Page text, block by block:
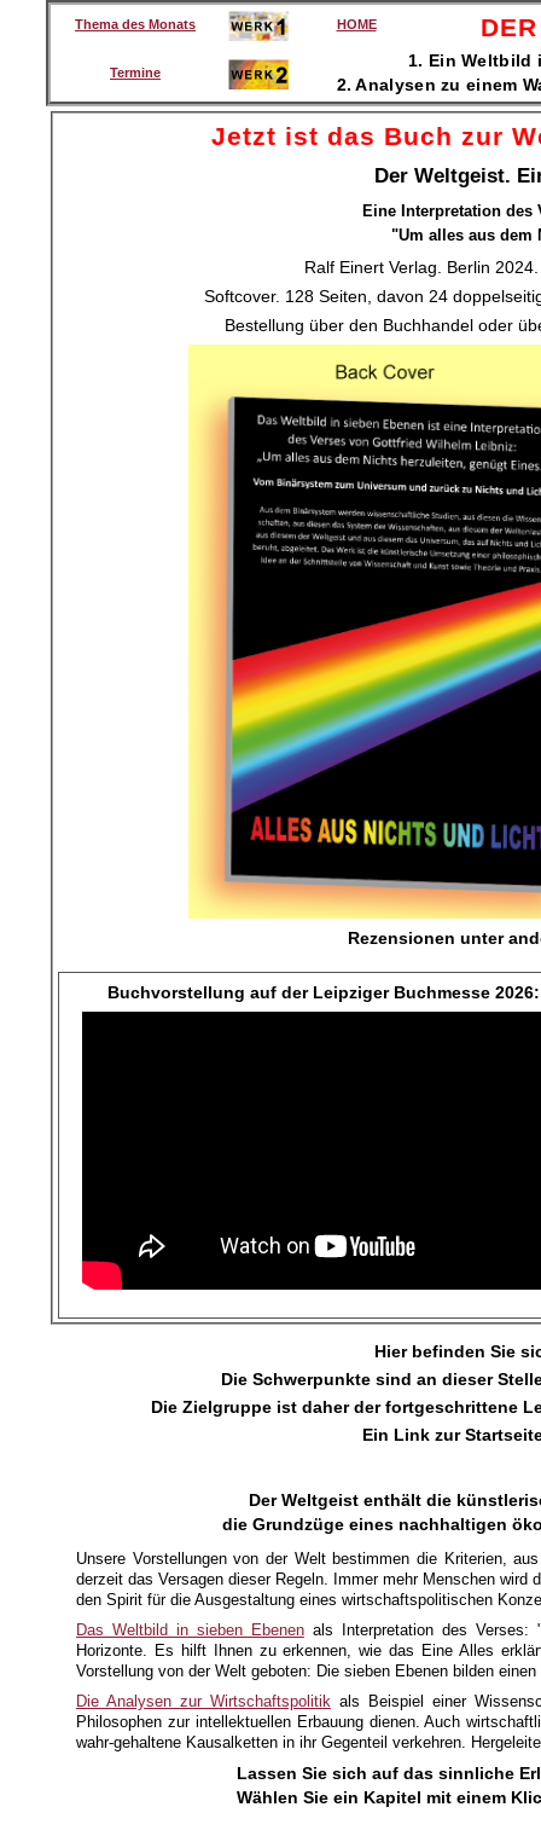
Thema des Monats
Termine
HOME
1. Ein Weltbild
2. Analysen zu einem
Jetzt ist das Buch zur
Der Weltgeist.
Eine Interpretation
"Um alles aus dem
Ralf Einert Verlag. Berlin
Softcover. 128 Seiten, davon 24
Bestellung über den Buchhandel oder
Rezensionen unter
Buchvorstellung auf der Leipziger Buchmesse 2026:
Hier befinden Sie
Die Schwerpunkte sind an dieser
Die Zielgruppe ist daher der fortgeschrittene
Ein Link zur
Der Weltgeist enthält die
die Grundzüge eines nachhaltigen
Unsere Vorstellungen von der Welt bestimmen die Kriterien,
derzeit das Versagen dieser Regeln. Immer mehr Menschen
den Spirit für die Ausgestaltung eines wirtschaftspolitischen
Das Weltbild in sieben Ebenenals Interpretation des Verses:
Horizonte. Es hilft Ihnen zu erkennen, wie das Eine Alles
Vorstellung von der Welt geboten: Die sieben Ebenen bilden
Die Analysen zur Wirtschaftspolitikals Beispiel einer
Philosophen zur intellektuellen Erbauung dienen. Auch
wahr-gehaltene Kausalketten in ihr Gegenteil verkehren.
Lassen Sie sich auf das sinnliche
Wählen Sie ein Kapitel mit einem